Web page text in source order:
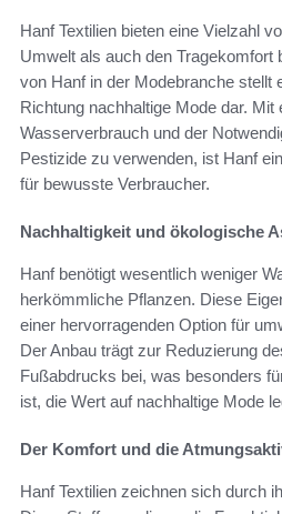
Hanf Textilien bieten eine Vielzahl
Umwelt als auch den Tragekomfort
von Hanf in der Modebranche stellt
Richtung nachhaltige Mode dar. Mit
Wasserverbrauch und der
Pestizide zu verwenden, ist Hanf
für bewusste Verbraucher.
Nachhaltigkeit und ökologische
Hanf benötigt wesentlich weniger
herkömmliche Pflanzen. Diese
einer hervorragenden Option für
Der Anbau trägt zur Reduzierung
Fußabdrucks bei, was besonders
ist, die Wert auf nachhaltige Mode
Der Komfort und die
Hanf Textilien zeichnen sich durch